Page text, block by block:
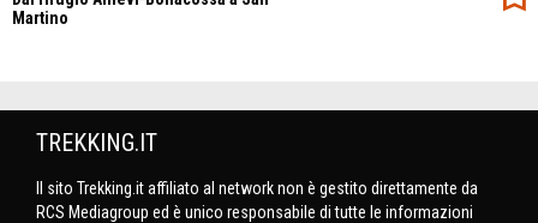
Martino
TREKKING.IT
Il sito Trekking.it affiliato al network non è gestito direttamente da
RCS Mediagroup ed è unico responsabile di tutte le informazioni